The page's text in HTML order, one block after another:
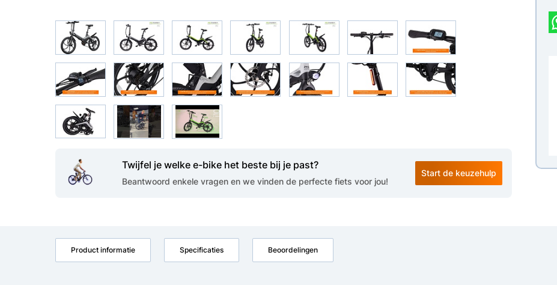
Twijfel je welke e-bike het beste bij je past?
Beantwoord enkele vragen en we vinden de perfecte fiets voor jou!
Start de keuzehulp
Product informatie Specificaties Beoordelingen